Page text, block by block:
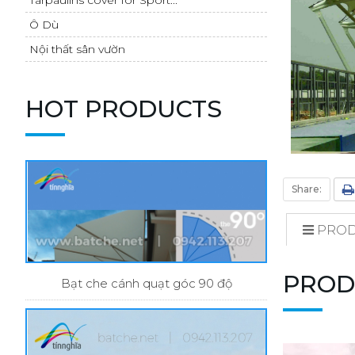
Share:
Ô Dù
Nội thất sân vườn
HOT PRODUCTS
Bạt che cánh quạt góc 90 độ